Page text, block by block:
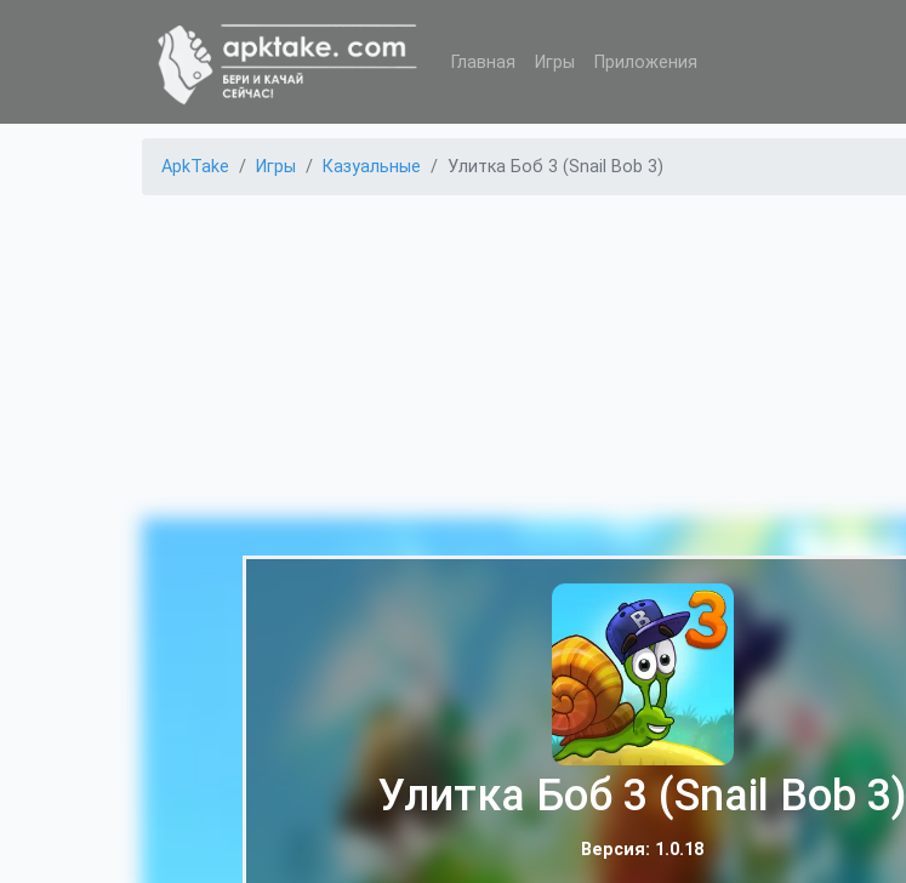
Главная Игры Приложения
ApkTake Игры Казуальные Улитка Боб 3 (Snail Bob 3)
Улитка Боб 3 (Snail Bob 3)
Версия: 1.0.18